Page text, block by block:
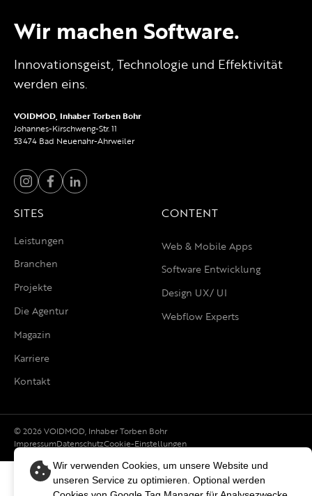
Wir machen Software.
Innovationsgeist, Technologie und Effektivität
werden eins.
VOIDMOD, Inhaber Torben Bohr
Johannes-Kirschweng-Str. 11
53474 Bad Neuenahr-Ahrweiler
SITES
Leistungen
Branchen
Projekte
Die Agentur
Magazin
Karriere
Kontakt
CONTENT
Web & Mobile Apps
Software Entwicklung
Design UX/ UI
Webflow Experts
© 2026 VOIDMOD, Inhaber Torben Bohr
ImpressumDatenschutzCookie-Einstellungen
Wir verwenden Cookies, um unsere Website und
unseren Service zu optimieren. Optional werden